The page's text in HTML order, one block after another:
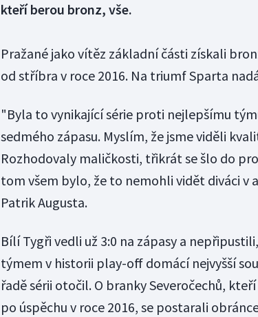
kteří berou bronz, vše.
Pražané jako vítěz základní části získali
od stříbra v roce 2016. Na triumf Sparta
"Byla to vynikající série proti nejlepšímu
sedmého zápasu. Myslím, že jsme viděli
Rozhodovaly maličkosti, třikrát se šlo do
tom všem bylo, že to nemohli vidět diváci v
Patrik Augusta.
Bílí Tygři vedli už 3:0 na zápasy a
týmem v historii play-off domácí nejvyšší
řadě sérii otočil. O branky Severočechů,
po úspěchu v roce 2016, se postarali